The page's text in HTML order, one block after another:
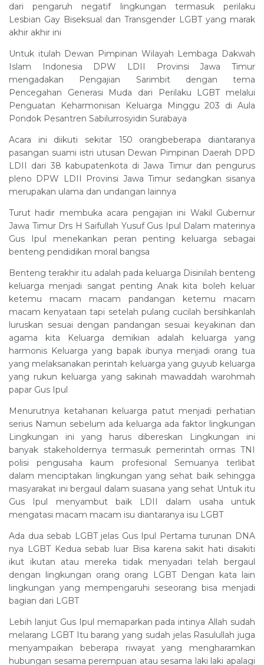
dari pengaruh negatif lingkungan termasuk perilaku
Lesbian Gay Biseksual dan Transgender LGBT yang marak
akhir akhir ini
Untuk itulah Dewan Pimpinan Wilayah Lembaga Dakwah
Islam Indonesia DPW LDII Provinsi Jawa Timur
mengadakan Pengajian Sarimbit dengan tema
Pencegahan Generasi Muda dari Perilaku LGBT melalui
Penguatan Keharmonisan Keluarga Minggu 203 di Aula
Pondok Pesantren Sabilurrosyidin Surabaya
Acara ini diikuti sekitar 150 orangbeberapa diantaranya
pasangan suami istri utusan Dewan Pimpinan Daerah DPD
LDII dari 38 kabupatenkota di Jawa Timur dan pengurus
pleno DPW LDII Provinsi Jawa Timur sedangkan sisanya
merupakan ulama dan undangan lainnya
Turut hadir membuka acara pengajian ini Wakil Gubernur
Jawa Timur Drs H Saifullah Yusuf Gus Ipul Dalam materinya
Gus Ipul menekankan peran penting keluarga sebagai
benteng pendidikan moral bangsa
Benteng terakhir itu adalah pada keluarga Disinilah benteng
keluarga menjadi sangat penting Anak kita boleh keluar
ketemu macam macam pandangan ketemu macam
macam kenyataan tapi setelah pulang cucilah bersihkanlah
luruskan sesuai dengan pandangan sesuai keyakinan dan
agama kita Keluarga demikian adalah keluarga yang
harmonis Keluarga yang bapak ibunya menjadi orang tua
yang melaksanakan perintah keluarga yang guyub keluarga
yang rukun keluarga yang sakinah mawaddah warohmah
papar Gus Ipul
Menurutnya ketahanan keluarga patut menjadi perhatian
serius Namun sebelum ada keluarga ada faktor lingkungan
Lingkungan ini yang harus dibereskan Lingkungan ini
banyak stakeholdernya termasuk pemerintah ormas TNI
polisi pengusaha kaum profesional Semuanya terlibat
dalam menciptakan lingkungan yang sehat baik sehingga
masyarakat ini bergaul dalam suasana yang sehat Untuk itu
Gus Ipul menyambut baik LDII dalam usaha untuk
mengatasi macam macam isu diantaranya isu LGBT
Ada dua sebab LGBT jelas Gus Ipul Pertama turunan DNA
nya LGBT Kedua sebab luar Bisa karena sakit hati disakiti
ikut ikutan atau mereka tidak menyadari telah bergaul
dengan lingkungan orang orang LGBT Dengan kata lain
lingkungan yang mempengaruhi seseorang bisa menjadi
bagian dari LGBT
Lebih lanjut Gus Ipul memaparkan pada intinya Allah sudah
melarang LGBT Itu barang yang sudah jelas Rasulullah juga
menyampaikan beberapa riwayat yang mengharamkan
hubungan sesama perempuan atau sesama laki laki apalagi